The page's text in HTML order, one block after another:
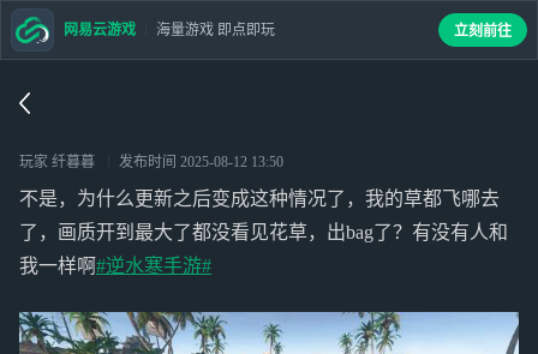
玩家 纤暮暮 发布时间 2025-08-12 13:50
不是，为什么更新之后变成这种情况了，我的草都飞哪去
了，画质开到最大了都没看见花草，出bag了？有没有人和
我一样啊#逆水寒手游#
网易云游戏 海量游戏 即点即玩 立刻前往